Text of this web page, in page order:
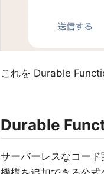
これを Durable
Durable
サーバーレスなコー